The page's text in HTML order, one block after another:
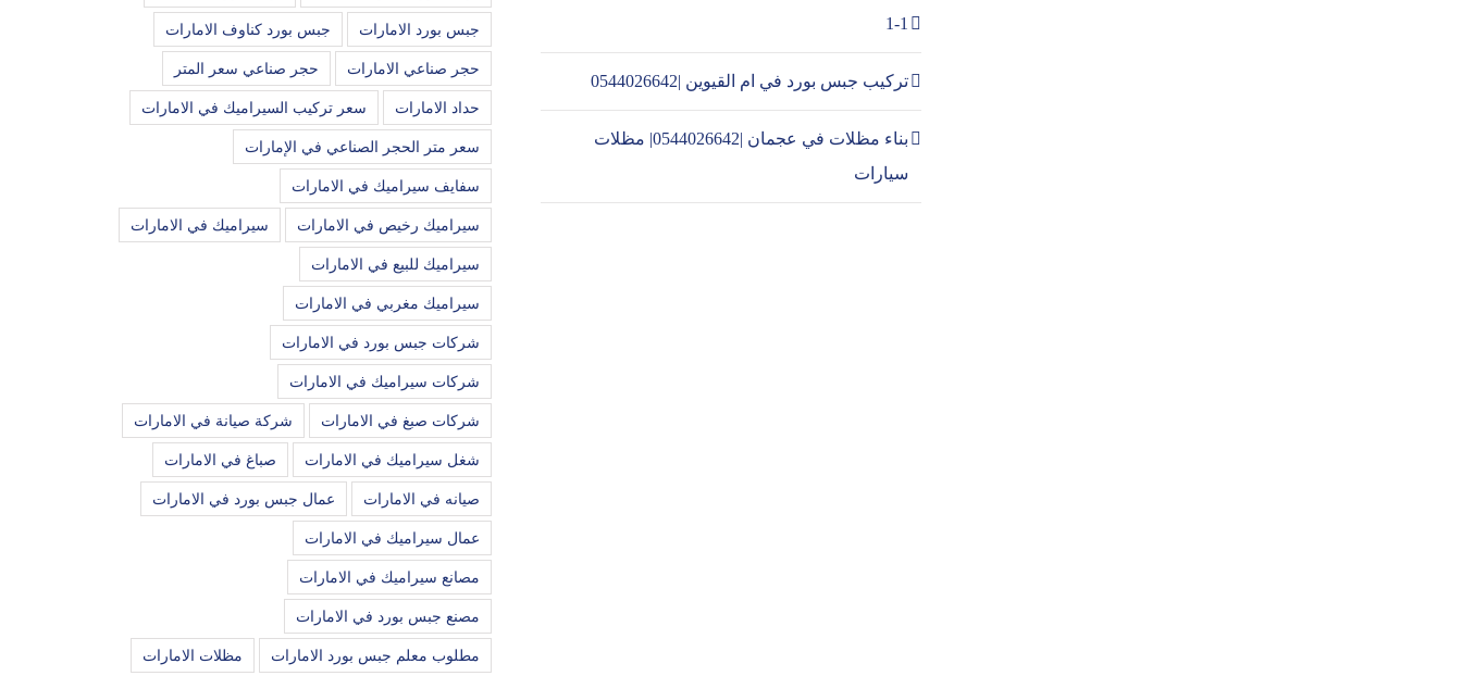
1-1
تركيب جبس بورد في ام القيوين |0544026642
بناء مظلات في عجمان |0544026642| مظلات
سيارات
جبس بورد الامارات جبس بورد كناوف الامارات
حجر صناعي الامارات حجر صناعي سعر المتر
حداد الامارات سعر تركيب السيراميك في الامارات
سعر متر الحجر الصناعي في الإمارات
سفايف سيراميك في الامارات
سيراميك رخيص في الامارات سيراميك في الامارات
سيراميك للبيع في الامارات
سيراميك مغربي في الامارات
شركات جبس بورد في الامارات
شركات سيراميك في الامارات
شركات صبغ في الامارات شركة صيانة في الامارات
شغل سيراميك في الامارات صباغ في الامارات
صيانه في الامارات عمال جبس بورد في الامارات
عمال سيراميك في الامارات
مصانع سيراميك في الامارات
مصنع جبس بورد في الامارات
مطلوب معلم جبس بورد الامارات مظلات الامارات